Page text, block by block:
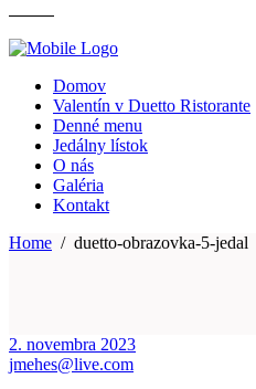
Domov
Valentín v Duetto Ristorante
Denné menu
Jedálny lístok
O nás
Galéria
Kontakt
Home / duetto-obrazovka-5-jedal
2. novembra 2023
jmehes@live.com